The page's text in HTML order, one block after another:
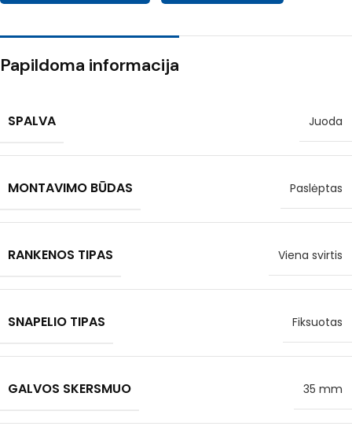
Papildoma informacija
SPALVA Juoda
MONTAVIMO BŪDAS Paslėptas
RANKENOS TIPAS Viena svirtis
SNAPELIO TIPAS Fiksuotas
GALVOS SKERSMUO 35 mm